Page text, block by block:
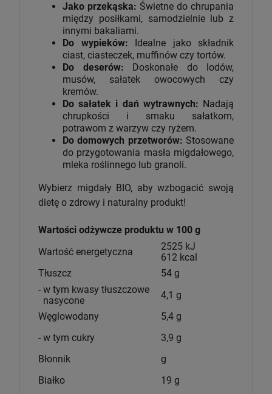
Jako przekąska: Świetne do chrupania
między posiłkami, samodzielnie lub z
innymi bakaliami.
Do wypieków: Idealne jako składnik
ciast, ciasteczek, muffinów czy tortów.
Do deserów: Doskonałe do lodów,
musów, sałatek owocowych czy
kremów.
Do sałatek i dań wytrawnych: Nadają
chrupkości i smaku sałatkom,
potrawom z warzyw czy ryżem.
Do domowych przetworów: Stosowane
do przygotowania masła migdałowego,
mleka roślinnego lub granoli.
Wybierz migdały BIO, aby wzbogacić swoją
dietę o zdrowy i naturalny produkt!
Wartości odżywcze produktu w 100 g
Wartość energetyczna
2525 kJ
612 kcal
Tłuszcz
54 g
- w tym kwasy tłuszczowe
nasycone
4,1 g
Węglowodany
5,4 g
- w tym cukry
3,9 g
Błonnik
g
Białko
19 g